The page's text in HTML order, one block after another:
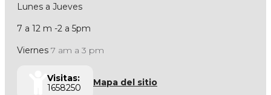
Lunes a Jueves
7 a 12 m -2 a 5pm
Viernes 7 am a 3 pm
Visitas:
1658250
Mapa del sitio